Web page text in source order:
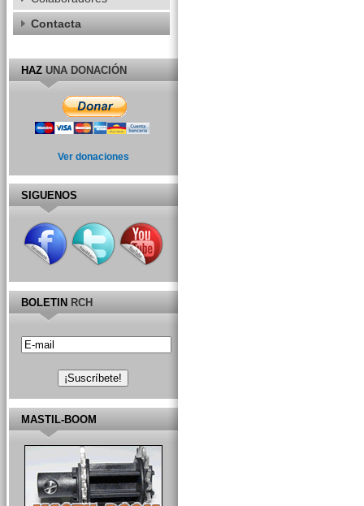
Contacta
HAZUNA DONACIÓN
Ver donaciones
SIGUENOS
BOLETIN RCH
MASTIL-BOOM